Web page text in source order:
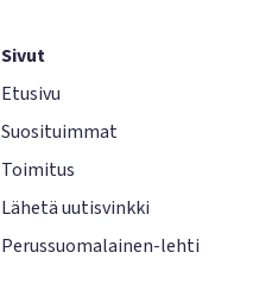
Sivut
Etusivu
Suosituimmat
Toimitus
Lähetä uutisvinkki
Perussuomalainen-lehti